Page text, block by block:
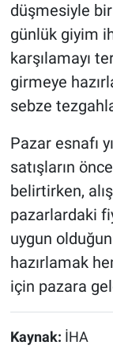
düşmesiyle
günlük giyim
karşılamayı
girmeye
sebze
Pazar esnafı
satışların
belirtirken,
pazarlardaki
uygun
hazırlamak
için pazara
Kaynak: İHA